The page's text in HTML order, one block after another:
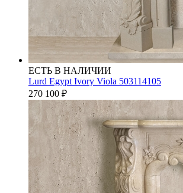
ЕСТЬ В НАЛИЧИИ
Lurd Egypt Ivory Viola 503114105
270 100 ₽